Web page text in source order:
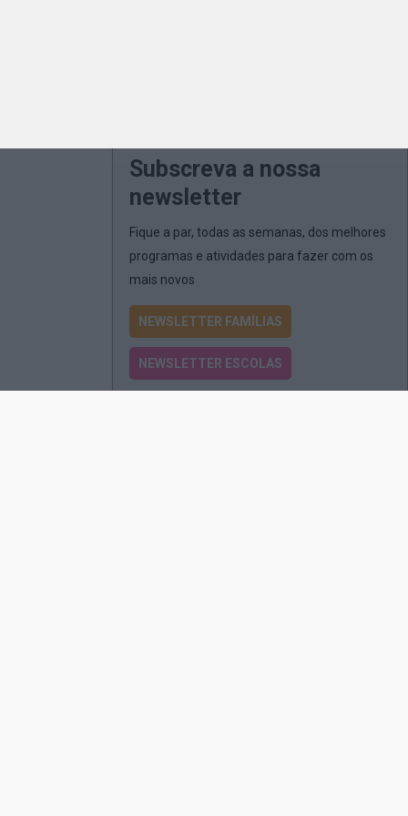
Subscreva a nossa
newsletter
Fique a par, todas as semanas, dos melhores
programas e atividades para fazer com os
mais novos
NEWSLETTER FAMÍLIAS
NEWSLETTER ESCOLAS